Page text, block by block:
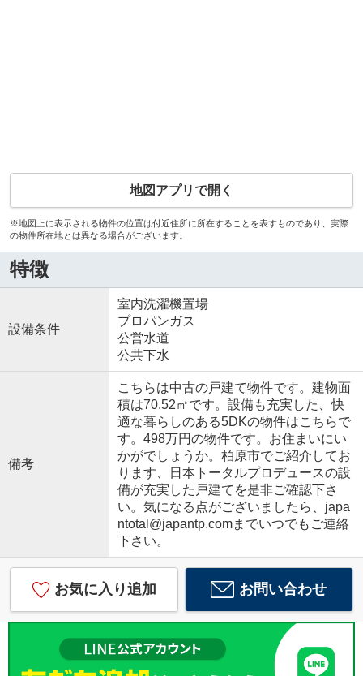
地図アプリで開く
※地図上に表示される物件の位置は付近住所に所在することを表すものであり、実際
の物件所在地とは異なる場合がございます。
特徴
設備条件
室内洗濯機置場
プロパンガス
公営水道
公共下水
備考
こちらは中古の戸建て物件です。建物面
積は70.52㎡です。設備も充実した、快
適な暮らしのある5DKの物件はこちらで
す。498万円の物件です。お住まいにい
かがでしょうか。柏原市でご紹介してお
ります、日本トータルプロデュースの設
備が充実した戸建てを是非ご確認下さ
い。気になる点がございましたら、japa
ntotal@japantp.comまでいつでもご連絡
下さい。
お気に入り追加 お問い合わせ